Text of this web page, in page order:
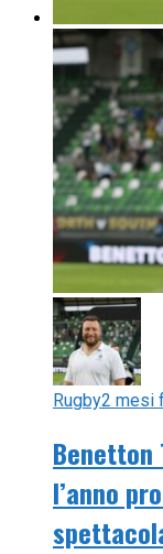
Rugby2 mesi
Benetton
l’anno